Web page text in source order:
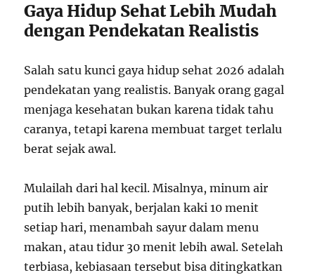
Gaya Hidup Sehat Lebih Mudah
dengan Pendekatan Realistis
Salah satu kunci gaya hidup sehat 2026 adalah
pendekatan yang realistis. Banyak orang gagal
menjaga kesehatan bukan karena tidak tahu
caranya, tetapi karena membuat target terlalu
berat sejak awal.
Mulailah dari hal kecil. Misalnya, minum air
putih lebih banyak, berjalan kaki 10 menit
setiap hari, menambah sayur dalam menu
makan, atau tidur 30 menit lebih awal. Setelah
terbiasa, kebiasaan tersebut bisa ditingkatkan